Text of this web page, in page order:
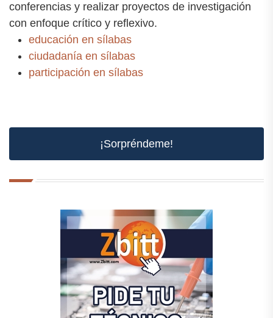
conferencias y realizar proyectos de investigación
con enfoque crítico y reflexivo.
educación en sílabas
ciudadanía en sílabas
participación en sílabas
¡Sorpréndeme!